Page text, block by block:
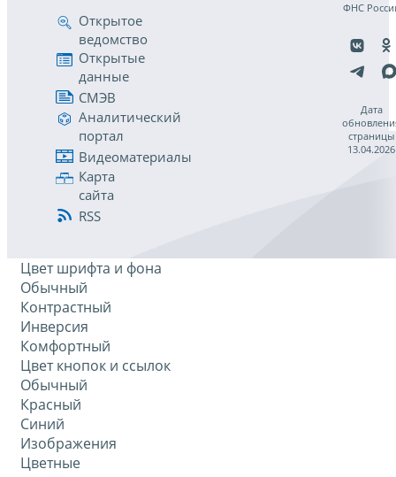
Открытое
ведомство
Открытые
данные
СМЭВ
Аналитический
портал
Видеоматериалы
Карта
сайта
RSS
ФНС
Дата
страницы
13.04.2026
Цвет шрифта и фона
Обычный
Контрастный
Инверсия
Комфортный
Цвет кнопок и ссылок
Обычный
Красный
Синий
Изображения
Цветные